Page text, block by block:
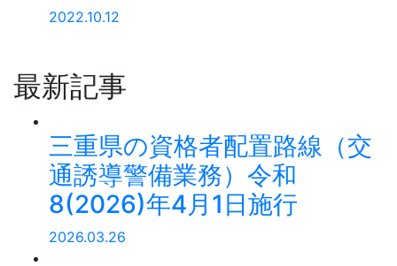
2022.10.12
最新記事
三重県の資格者配置路線（交
通誘導警備業務）令和
8(2026)年4月1日施行
2026.03.26